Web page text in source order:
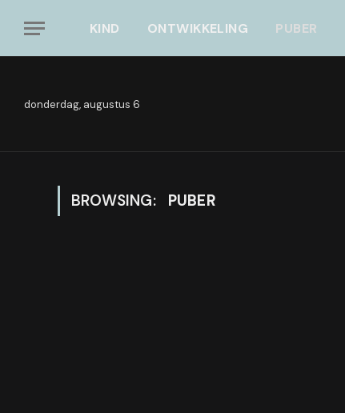
KIND ONTWIKKELING PUBER
donderdag, augustus 6
BROWSING: PUBER